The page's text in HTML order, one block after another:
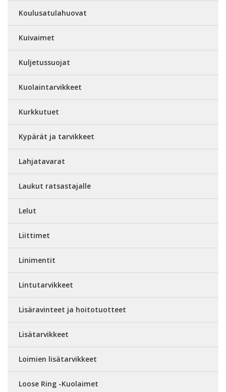
Koulusatulahuovat
Kuivaimet
Kuljetussuojat
Kuolaintarvikkeet
Kurkkutuet
Kypärät ja tarvikkeet
Lahjatavarat
Laukut ratsastajalle
Lelut
Liittimet
Linimentit
Lintutarvikkeet
Lisäravinteet ja hoitotuotteet
Lisätarvikkeet
Loimien lisätarvikkeet
Loose Ring -Kuolaimet